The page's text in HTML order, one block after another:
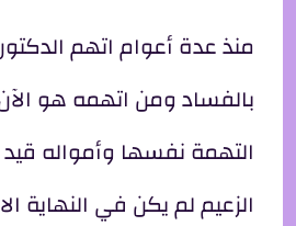
منذ عدة أعوام اتهم
بالفساد ومن اتهمه هو
التهمة نفسها وأمواله قيد
الزعيم لم يكن في النهاية